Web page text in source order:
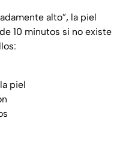
alto”, la piel
10 minutos si no existe
piel